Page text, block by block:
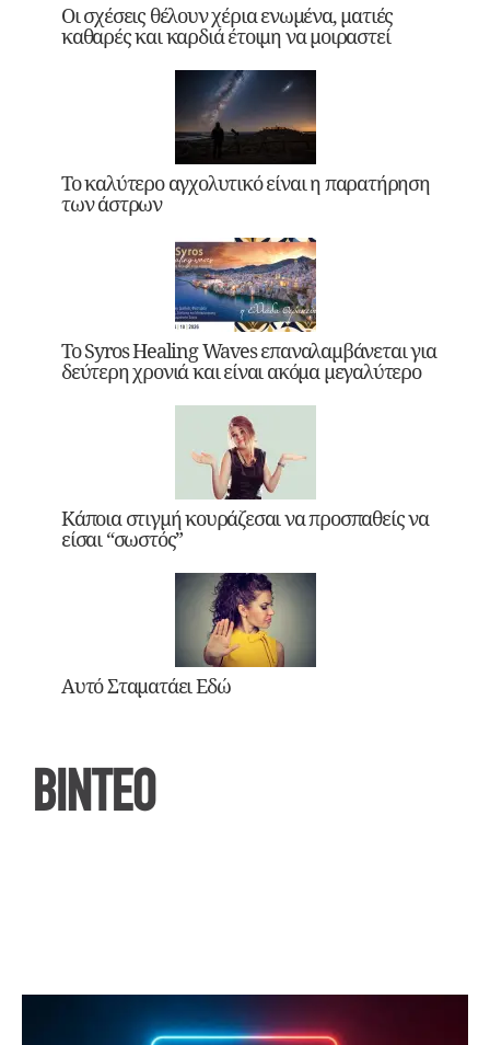
Οι σχέσεις θέλουν χέρια ενωμένα, ματιές
καθαρές και καρδιά έτοιμη να μοιραστεί
Το καλύτερο αγχολυτικό είναι η παρατήρηση
των άστρων
Το Syros Healing Waves επαναλαμβάνεται για
δεύτερη χρονιά και είναι ακόμα μεγαλύτερο
Κάποια στιγμή κουράζεσαι να προσπαθείς να
είσαι “σωστός”
Αυτό Σταματάει Εδώ
ΒΙΝΤΕΟ